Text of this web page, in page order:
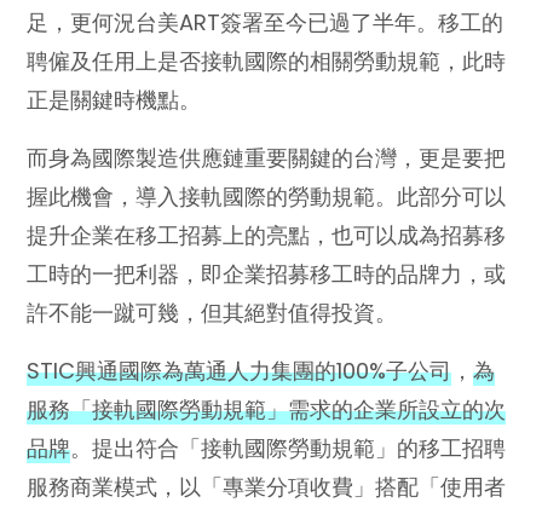
足，更何況台美ART簽署至今已過了半年。移工的
聘僱及任用上是否接軌國際的相關勞動規範，此時
正是關鍵時機點。
而身為國際製造供應鏈重要關鍵的台灣，更是要把
握此機會，導入接軌國際的勞動規範。此部分可以
提升企業在移工招募上的亮點，也可以成為招募移
工時的一把利器，即企業招募移工時的品牌力，或
許不能一蹴可幾，但其絕對值得投資。
STIC興通國際為萬通人力集團的100%子公司 ，為
服務「接軌國際勞動規範」需求的企業所設立的次
品牌。提出符合「接軌國際勞動規範」的移工招聘
服務商業模式，以「專業分項收費」搭配「使用者